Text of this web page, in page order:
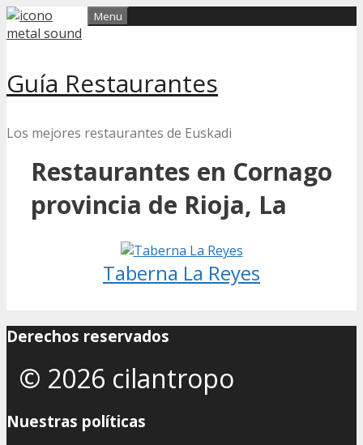
Skip
to
Guía Restaurantes
Los mejores restaurantes de Euskadi
Menu
Restaurantes en Cornago
provincia de Rioja, La
Taberna La Reyes
Derechos reservados
© 2026 cilantropo
Nuestras políticas